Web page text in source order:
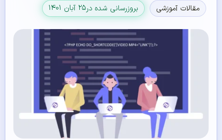
مقالات آموزشی بروزرسانی شده در۲۵ آبان ۱۴۰۱